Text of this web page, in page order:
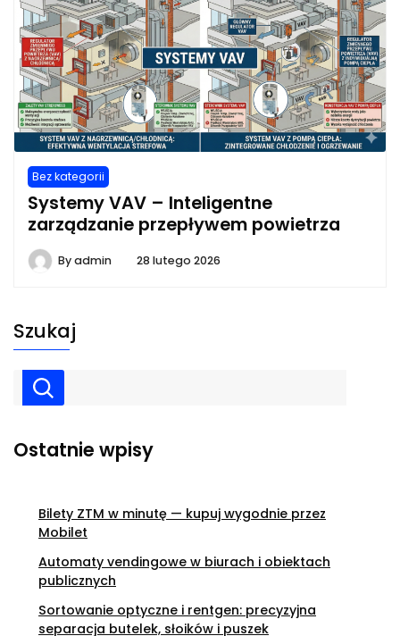
Bez kategorii
Systemy VAV – Inteligentne
zarządzanie przepływem powietrza
Byadmin 28 lutego 2026
Szukaj
Ostatnie wpisy
Bilety ZTM w minutę — kupuj wygodnie przez
Mobilet
Automaty vendingowe w biurach i obiektach
publicznych
Sortowanie optyczne i rentgen: precyzyjna
separacja butelek, słoików i puszek